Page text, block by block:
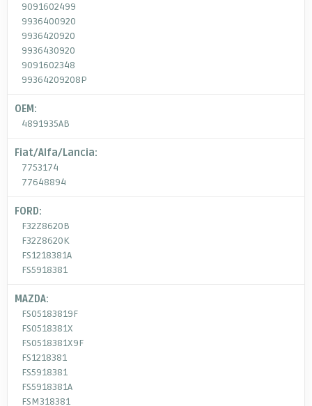
9091602499
9936400920
9936420920
9936430920
9091602348
99364209208P
OEM:
4891935AB
Fiat/Alfa/Lancia:
7753174
77648894
FORD:
F32Z8620B
F32Z8620K
FS1218381A
FS5918381
MAZDA:
FS05183819F
FS0518381X
FS0518381X9F
FS1218381
FS5918381
FS5918381A
FSM318381